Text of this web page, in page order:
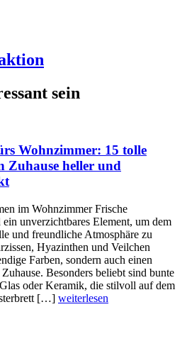
sein
Wohnzimmer: 15 tolle
Zuhause heller und
im Wohnzimmer Frische
unverzichtbares Element, um dem
und freundliche Atmosphäre zu
Hyazinthen und Veilchen
Farben, sondern auch einen
Besonders beliebt sind bunte
oder Keramik, die stilvoll auf dem
[…] weiterlesen